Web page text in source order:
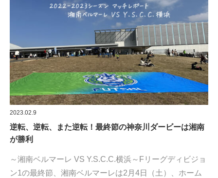
2023.02.9
逆転、逆転、また逆転！最終節の神奈川ダービーは湘南
が勝利
～湘南ベルマーレ VS Y.S.C.C.横浜～Fリーグディビジョ
ン1の最終節、湘南ベルマーレは2月4日（土）、ホーム